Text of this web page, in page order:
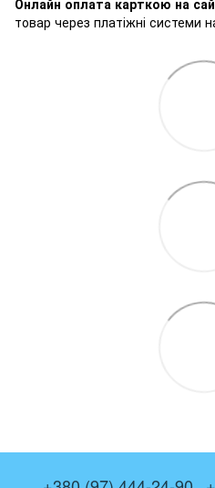
Онлайн оплата карткою на
товар через платіжні системи